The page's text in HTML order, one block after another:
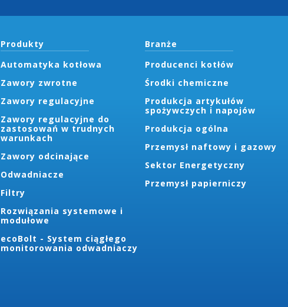
Produkty
Automatyka kotłowa
Zawory zwrotne
Zawory regulacyjne
Zawory regulacyjne do
zastosowań w trudnych
warunkach
Zawory odcinające
Odwadniacze
Filtry
Rozwiązania systemowe i
modułowe
ecoBolt - System ciągłego
monitorowania odwadniaczy
Branże
Producenci kotłów
Środki chemiczne
Produkcja artykułów
spożywczych i napojów
Produkcja ogólna
Przemysł naftowy i gazowy
Sektor Energetyczny
Przemysł papierniczy